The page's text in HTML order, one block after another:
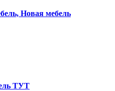
Новая мебель
ТУТ